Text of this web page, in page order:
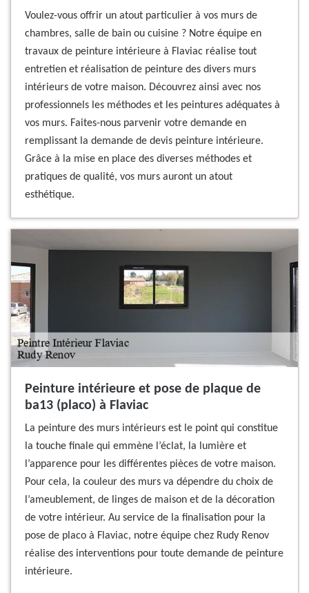
Voulez-vous offrir un atout particulier à vos murs de
chambres, salle de bain ou cuisine ? Notre équipe en
travaux de peinture intérieure à Flaviac réalise tout
entretien et réalisation de peinture des divers murs
intérieurs de votre maison. Découvrez ainsi avec nos
professionnels les méthodes et les peintures adéquates à
vos murs. Faites-nous parvenir votre demande en
remplissant la demande de devis peinture intérieure.
Grâce à la mise en place des diverses méthodes et
pratiques de qualité, vos murs auront un atout
esthétique.
Peinture intérieure et pose de plaque de
ba13 (placo) à Flaviac
La peinture des murs intérieurs est le point qui constitue
la touche finale qui emmène l’éclat, la lumière et
l’apparence pour les différentes pièces de votre maison.
Pour cela, la couleur des murs va dépendre du choix de
l’ameublement, de linges de maison et de la décoration
de votre intérieur. Au service de la finalisation pour la
pose de placo à Flaviac, notre équipe chez Rudy Renov
réalise des interventions pour toute demande de peinture
intérieure.